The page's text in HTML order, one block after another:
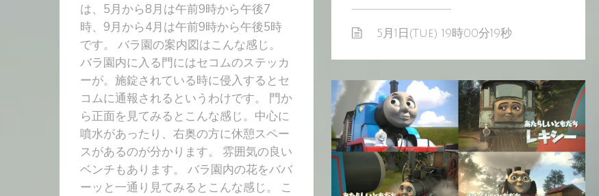
は、5月から8月は午前9時から午後7
時、9月から4月は午前9時から午後5時
です。 バラ園の案内図はこんな感じ。
バラ園内に入る門にはセコムのステッカ
ーが。施錠されている時に侵入するとセ
コムに通報されるというわけです。 門か
ら正面を見てみるとこんな感じ。中心に
噴水があったり、右奥の方に休憩スペー
スがあるのが分かります。 雰囲気の良い
ベンチもあります。 バラ園内の花をババ
ーッと一通り見てみるとこんな感じ。 こ
5月1日(Tue) 19時00分19秒